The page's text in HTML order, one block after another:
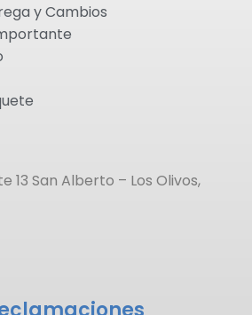
y Cambios
13 San Alberto – Los Olivos,